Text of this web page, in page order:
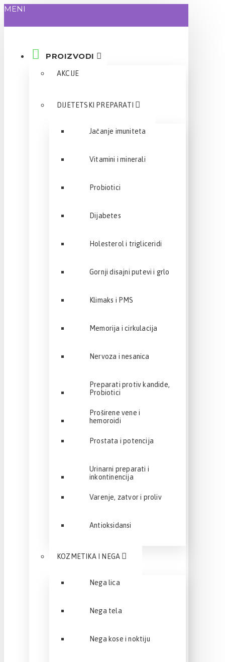
MENI
PROIZVODI
AKCIJE
DIJETETSKI PREPARATI
Jačanje imuniteta
Vitamini i minerali
Probiotici
Dijabetes
Holesterol i trigliceridi
Gornji disajni putevi i grlo
Klimaks i PMS
Memorija i cirkulacija
Nervoza i nesanica
Preparati protiv kandide,
Probiotici
Proširene vene i
hemoroidi
Prostata i potencija
Urinarni preparati i
inkontinencija
Varenje, zatvor i proliv
Antioksidansi
KOZMETIKA I NEGA
Nega lica
Nega tela
Nega kose i noktiju